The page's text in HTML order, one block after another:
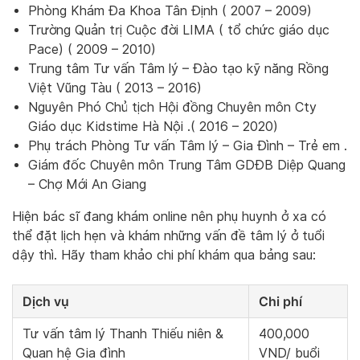
Phòng Khám Đa Khoa Tân Định ( 2007 – 2009)
Trường Quản trị Cuộc đời LIMA ( tổ chức giáo dục
Pace) ( 2009 – 2010)
Trung tâm Tư vấn Tâm lý – Đào tạo kỹ năng Rồng
Việt Vũng Tàu ( 2013 – 2016)
Nguyên Phó Chủ tịch Hội đồng Chuyên môn Cty
Giáo dục Kidstime Hà Nội .( 2016 – 2020)
Phụ trách Phòng Tư vấn Tâm lý – Gia Đình – Trẻ em .
Giám đốc Chuyên môn Trung Tâm GDĐB Diệp Quang
– Chợ Mới An Giang
Hiện bác sĩ đang khám online nên phụ huynh ở xa có
thể đặt lịch hẹn và khám những vấn đề tâm lý ở tuổi
dậy thì. Hãy tham khảo chi phí khám qua bảng sau:
Dịch vụ Chi phí
Tư vấn tâm lý Thanh Thiếu niên &
Quan hệ Gia đình
400,000
VND/ buổi